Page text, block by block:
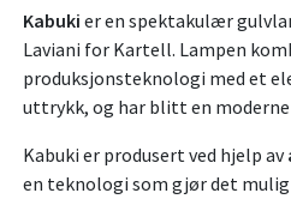
Kabuki er en spektakulær
Laviani for Kartell. Lampen
produksjonsteknologi med et
uttrykk, og har blitt en
Kabuki er produsert ved hjelp av
en teknologi som gjør det